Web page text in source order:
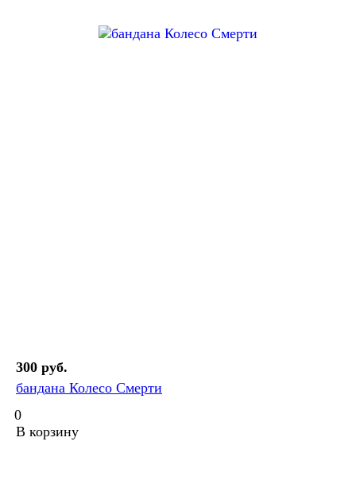
300 руб.
бандана Колесо Смерти
0
В корзину